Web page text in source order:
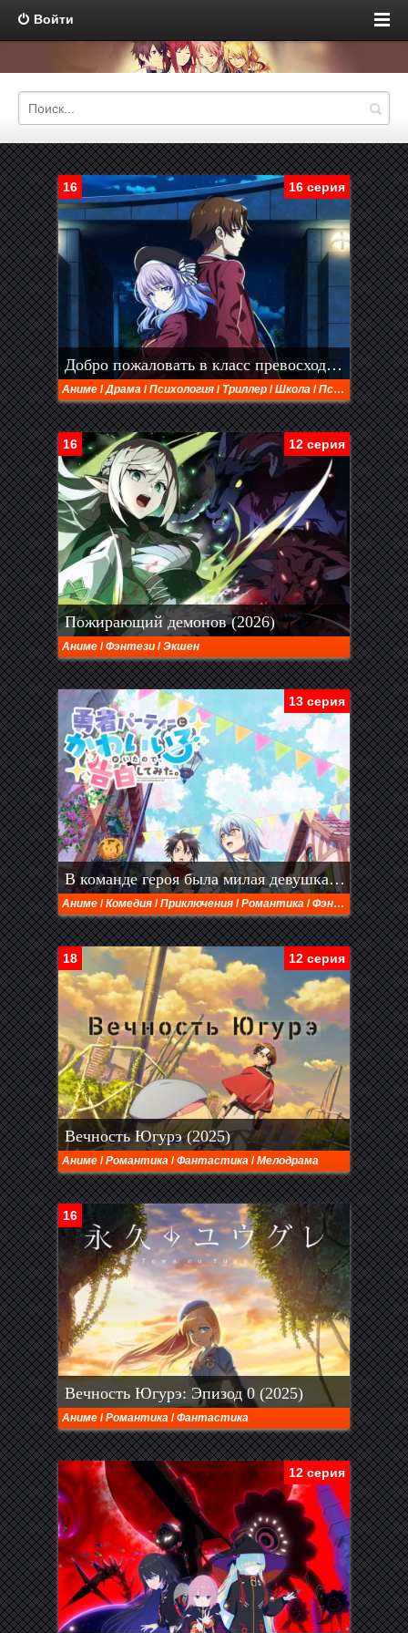
Войти
16 серия
16
Добро пожаловать в класс превосходства [ТВ-4] (2026)
Аниме /Драма /Психология / Триллер /Школа /Психологический
12 серия
16
Пожирающий демонов (2026)
Аниме /Фэнтези /Экшен
13 серия
В команде героя была милая девушка, так что я признался ей (2026)
Аниме /Комедия /Приключения /Романтика /Фэнтези
12 серия
18
Вечность Югурэ (2025)
Аниме /Романтика /Фантастика /Мелодрама
16
Вечность Югурэ: Эпизод 0 (2025)
Аниме /Романтика /Фантастика
12 серия